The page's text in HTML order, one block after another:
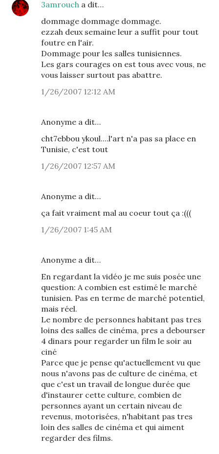
3amrouch a dit…
dommage dommage dommage.
ezzah deux semaine leur a suffit pour tout
foutre en l'air.
Dommage pour les salles tunisiennes.
Les gars courages on est tous avec vous, ne
vous laisser surtout pas abattre.
1/26/2007 12:12 AM
Anonyme a dit…
cht7ebbou ykoul....l'art n'a pas sa place en
Tunisie, c'est tout
1/26/2007 12:57 AM
Anonyme a dit…
ça fait vraiment mal au coeur tout ça :(((
1/26/2007 1:45 AM
Anonyme a dit…
En regardant la vidéo je me suis posée une
question: A combien est estimé le marché
tunisien. Pas en terme de marché potentiel,
mais réel.
Le nombre de personnes habitant pas tres
loins des salles de cinéma, pres a debourser
4 dinars pour regarder un film le soir au
ciné
Parce que je pense qu'actuellement vu que
nous n'avons pas de culture de cinéma, et
que c'est un travail de longue durée que
d'instaurer cette culture, combien de
personnes ayant un certain niveau de
revenus, motorisées, n'habitant pas tres
loin des salles de cinéma et qui aiment
regarder des films.